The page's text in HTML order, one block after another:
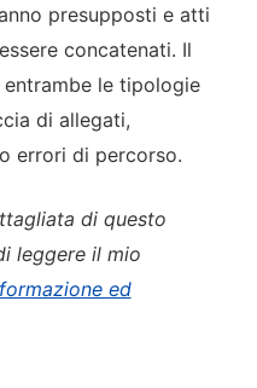
presupposti e atti
concatenati. Il
entrambe le tipologie
di allegati,
errori di percorso.
di questo
leggere il mio
ed